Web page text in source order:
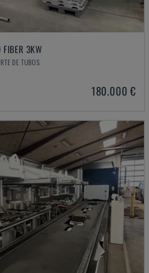
3KW
DE TUBOS
180.000 €